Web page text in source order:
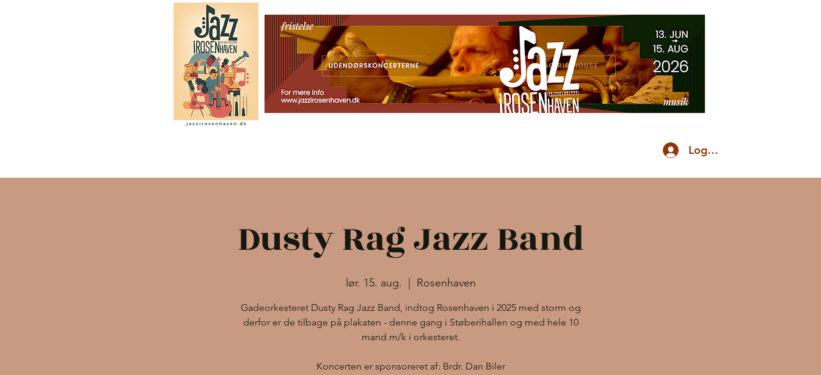
Log ind
Dusty Rag Jazz Band
lør. 15. aug. Rosenhaven
Gadeorkesteret Dusty Rag Jazz Band, indtog Rosenhaven i 2025 med storm og
derfor er de tilbage på plakaten - denne gang i Støberihallen og med hele 10
mand m/k i orkesteret.
Koncerten er sponsoreret af: Brdr. Dan Biler